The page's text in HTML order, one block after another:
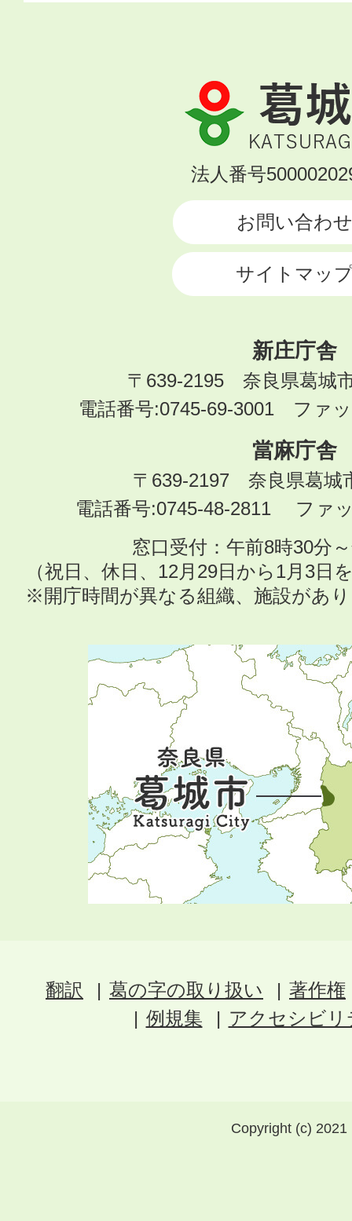
葛
城
市
KATSURAGI
法人番号
お問い合わせ
サイトマッ
新庄庁舎
〒639-2195 奈良県葛城
電話番号:0745-69-3001 ファ
當麻庁舎
〒639-2197 奈良県葛城
電話番号:0745-48-2811 ファ
窓口受付：午前8時30分
（祝日、休日、12月29日から1月3日
※開庁時間が異なる組織、施設があ
翻訳 葛の字の取り扱い
著作権
例規集
アクセシビ
Copyright (c)